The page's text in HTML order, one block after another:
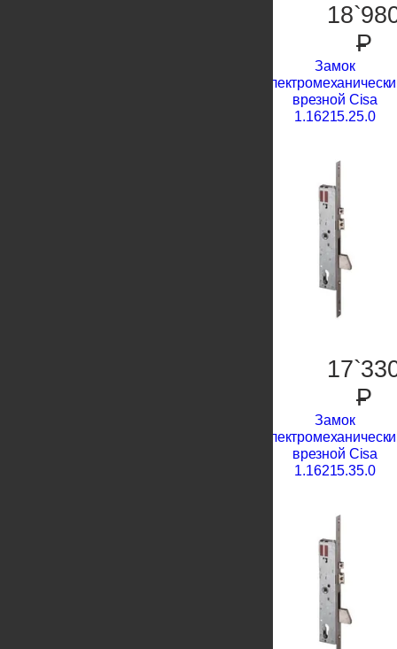
P
Замок
врезной Cisa
1.16215.25.0
P
Замок
врезной Cisa
1.16215.35.0